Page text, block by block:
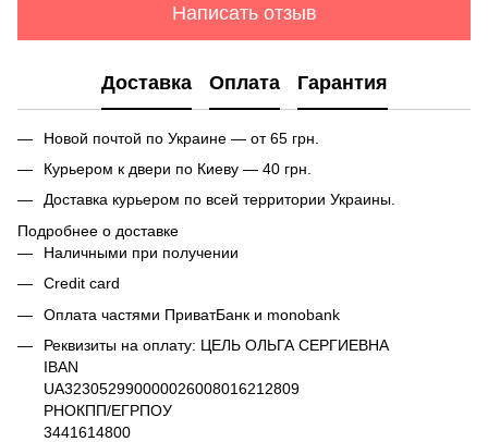
Написать отзыв
Доставка Оплата Гарантия
Новой почтой по Украине — от 65 грн.
Курьером к двери по Киеву — 40 грн.
Доставка курьером по всей территории Украины.
Подробнее о доставке
Наличными при получении
Credit card
Оплата частями ПриватБанк и monobank
Реквизиты на оплату: ЦЕЛЬ ОЛЬГА СЕРГИЕВНА
IBAN
UA323052990000026008016212809
РНОКПП/ЕГРПОУ
3441614800